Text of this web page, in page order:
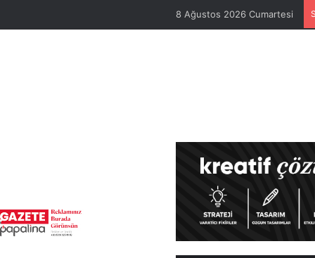
8 Ağustos 2026 Cumartesi